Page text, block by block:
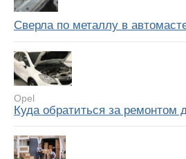
Сверла по металлу в
Opel
Куда обратиться за ремонтом